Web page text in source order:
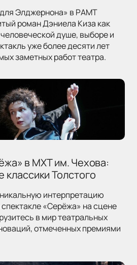
Элджернона» в РАМТ
роман Дэниела Киза как
душе, выборе и
уже более десяти лет
заметных работ театра.
в МХТ им. Чехова:
классики Толстого
интерпретацию
«Серёжа» на сцене
в мир театральных
отмеченных премиями